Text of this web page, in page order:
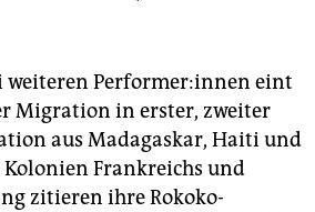
weiteren Per­for­me­r:in­nen eint
Migration in erster, zweiter
aus Madagaskar, Haiti und
Frankreichs und
zitieren ihre Rokoko-